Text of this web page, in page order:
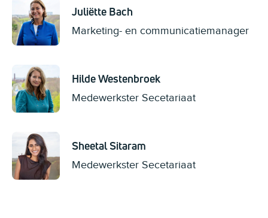
Juliëtte Bach
Marketing- en communicatiemanager
Hilde Westenbroek
Medewerkster Secetariaat
Sheetal Sitaram
Medewerkster Secetariaat